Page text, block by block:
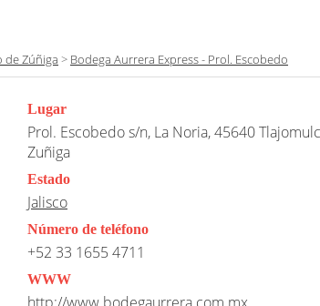
de Zúñiga > Bodega Aurrera Express - Prol. Escobedo
Lugar
Prol. Escobedo s/n, La Noria, 45640
Zuñiga
Estado
Jalisco
Número de teléfono
+52 33 1655 4711
WWW